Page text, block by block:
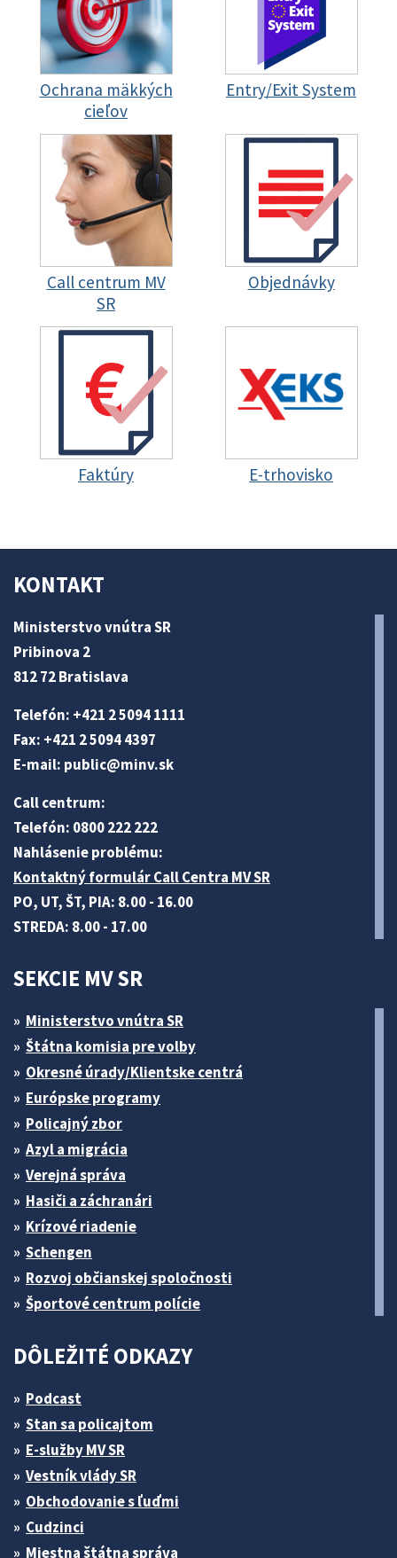
Ochrana mäkkých
cieľov
Entry/Exit System
Call centrum MV
SR
Objednávky
Faktúry E-trhovisko
KONTAKT
Ministerstvo vnútra SR
Pribinova 2
812 72 Bratislava
Telefón: +421 2 5094 1111
Fax: +421 2 5094 4397
E-mail: public@minv.sk
Call centrum:
Telefón: 0800 222 222
Nahlásenie problému:
Kontaktný formulár Call Centra MV SR
PO, UT, ŠT, PIA: 8.00 - 16.00
STREDA: 8.00 - 17.00
SEKCIE MV SR
Ministerstvo vnútra SR
Štátna komisia pre volby
Okresné úrady/Klientske centrá
Európske programy
Policajný zbor
Azyl a migrácia
Verejná správa
Hasiči a záchranári
Krízové riadenie
Schengen
Rozvoj občianskej spoločnosti
Športové centrum polície
DÔLEŽITÉ ODKAZY
Podcast
Stan sa policajtom
E-služby MV SR
Vestník vlády SR
Obchodovanie s ľuďmi
Cudzinci
Miestna štátna správa